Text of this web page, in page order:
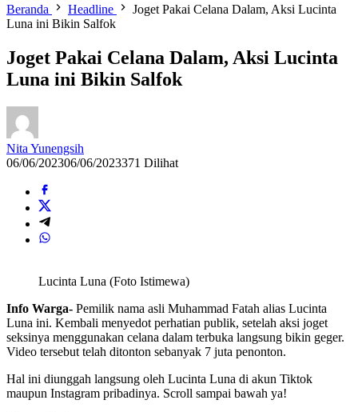
Beranda
Headline
Joget Pakai Celana Dalam, Aksi Lucinta
Luna ini Bikin Salfok
Joget Pakai Celana Dalam, Aksi Lucinta
Luna ini Bikin Salfok
Nita Yunengsih
06/06/202306/06/2023371 Dilihat
Lucinta Luna (Foto Istimewa)
Info Warga- Pemilik nama asli Muhammad Fatah alias Lucinta
Luna ini. Kembali menyedot perhatian publik, setelah aksi joget
seksinya menggunakan celana dalam terbuka langsung bikin geger.
Video tersebut telah ditonton sebanyak 7 juta penonton.
Hal ini diunggah langsung oleh Lucinta Luna di akun Tiktok
maupun Instagram pribadinya. Scroll sampai bawah ya!